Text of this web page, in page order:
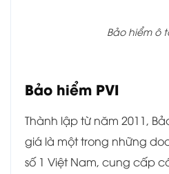
Bảo hiểm ô
Bảo hiểm PVI
Thành lập từ năm 2011,
giá là một trong những
số 1 Việt Nam, cung cấp